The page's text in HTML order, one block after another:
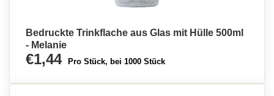
Bedruckte Trinkflache aus Glas mit Hülle 500ml
- Melanie
€1,44 Pro Stück, bei 1000 Stück